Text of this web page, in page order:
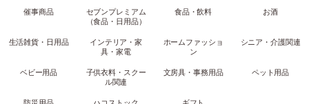
催事商品
セブンプレミアム
（食品・日用品）
食品・飲料 お酒
生活雑貨・日用品
インテリア・家
具・家電
ホームファッショ
ン
シニア・介護関連
ベビー用品
子供衣料・スクー
ル関連
文房具・事務用品 ペット用品